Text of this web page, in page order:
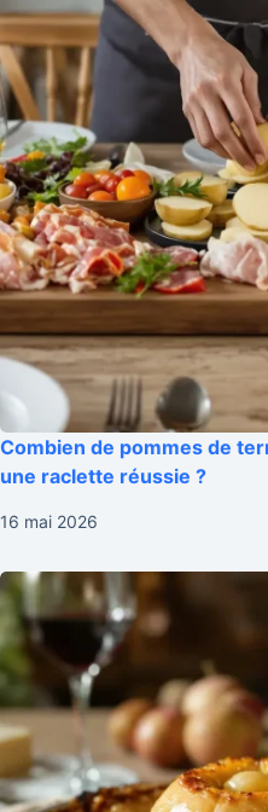
Combien de pommes de
une raclette réussie ?
16 mai 2026